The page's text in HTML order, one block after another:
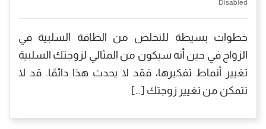
Disabled
خطوات بسيطة للتخلص من الطاقة السلبية في
الزواج في حين أنه سيكون من المثالي لزوجتك السلبية
تغيير أنماط تفكيرها، فقد لا يحدث هذا دائمًا. قد لا
تتمكن من تغيير زوجتك […]